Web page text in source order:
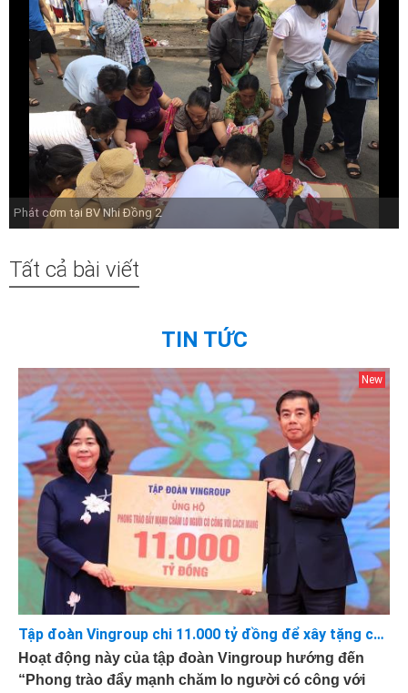
Phát cơm tại BV Nhi Đồng 2
Tất cả bài viết
TIN TỨC
Tập đoàn Vingroup chi 11.000 tỷ đồng để xây tặng các căn nhà 75-100m2 cho những Bà mẹ Việt Nam Anh hùng, Thương Binh hạng 1/4
Hoạt động này của tập đoàn Vingroup hướng đến
“Phong trào đẩy mạnh chăm lo người có công với